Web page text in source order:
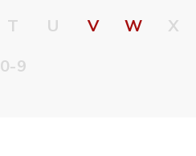
T U V W X
0-9